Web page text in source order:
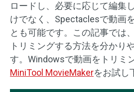
ロードし、必要に応じて編集
けでなく、Spectaclesで動画
とも可能です。この記事では
トリミングする方法を分かり
す。Windowsで動画をトリミ
MiniTool MovieMakerをお試し